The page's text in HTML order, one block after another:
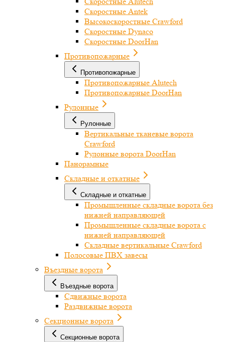
Скоростные Antek
Высокоскоростные Crawford
Скоростные Dynaco
Скоростные DoorHan
Противопожарные
Противопожарные
Противопожарные Alutech
Противопожарные DoorHan
Рулонные
Рулонные
Вертикальные тканевые ворота
Crawford
Рулонные ворота DoorHan
Панорамные
Складные и откатные
Складные и откатные
Промышленные складные ворота без
нижней направляющей
Промышленные складные ворота с
нижней направляющей
Складные вертикальные Crawford
Полосовые ПВХ завесы
Въездные ворота
Въездные ворота
Сдвижные ворота
Раздвижные ворота
Секционные ворота
Секционные ворота